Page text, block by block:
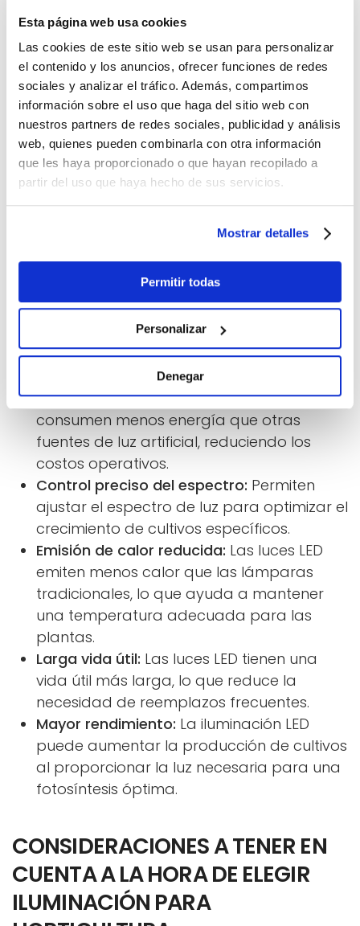
Esta página web usa cookies
Las cookies de este sitio web se usan para personalizar
el contenido y los anuncios, ofrecer funciones de redes
sociales y analizar el tráfico. Además, compartimos
información sobre el uso que haga del sitio web con
nuestros partners de redes sociales, publicidad y análisis
web, quienes pueden combinarla con otra información
que les haya proporcionado o que hayan recopilado a
partir del uso que haya hecho de sus servicios.
Mostrar detalles
Permitir todas
Personalizar
Denegar
La iluminación puede ser desde arriba o
distribuirse dentro del dosel de las plantas,
adaptándose a diferentes tipos de
cultivos y estructuras.
Iluminación de refuerzo:Se utiliza para
complementar la luz natural,
especialmente en invernaderos o cultivos
de interior.
¿QUÉ BENEFICIOS TIENE LA
ILUMINACIÓN LED EN
HORTICULTURA?
Entre otras cuestiones, la iluminación LED en
horticultura es beneficiosa a nivel de:
Eficiencia energética:Las luces LED
consumen menos energía que otras
fuentes de luz artificial, reduciendo los
costos operativos.
Control preciso del espectro: Permiten
ajustar el espectro de luz para optimizar el
crecimiento de cultivos específicos.
Emisión de calor reducida: Las luces LED
emiten menos calor que las lámparas
tradicionales, lo que ayuda a mantener
una temperatura adecuada para las
plantas.
Larga vida útil: Las luces LED tienen una
vida útil más larga, lo que reduce la
necesidad de reemplazos frecuentes.
Mayor rendimiento: La iluminación LED
puede aumentar la producción de cultivos
al proporcionar la luz necesaria para una
fotosíntesis óptima.
CONSIDERACIONES A TENER EN
CUENTA A LA HORA DE ELEGIR
ILUMINACIÓN PARA